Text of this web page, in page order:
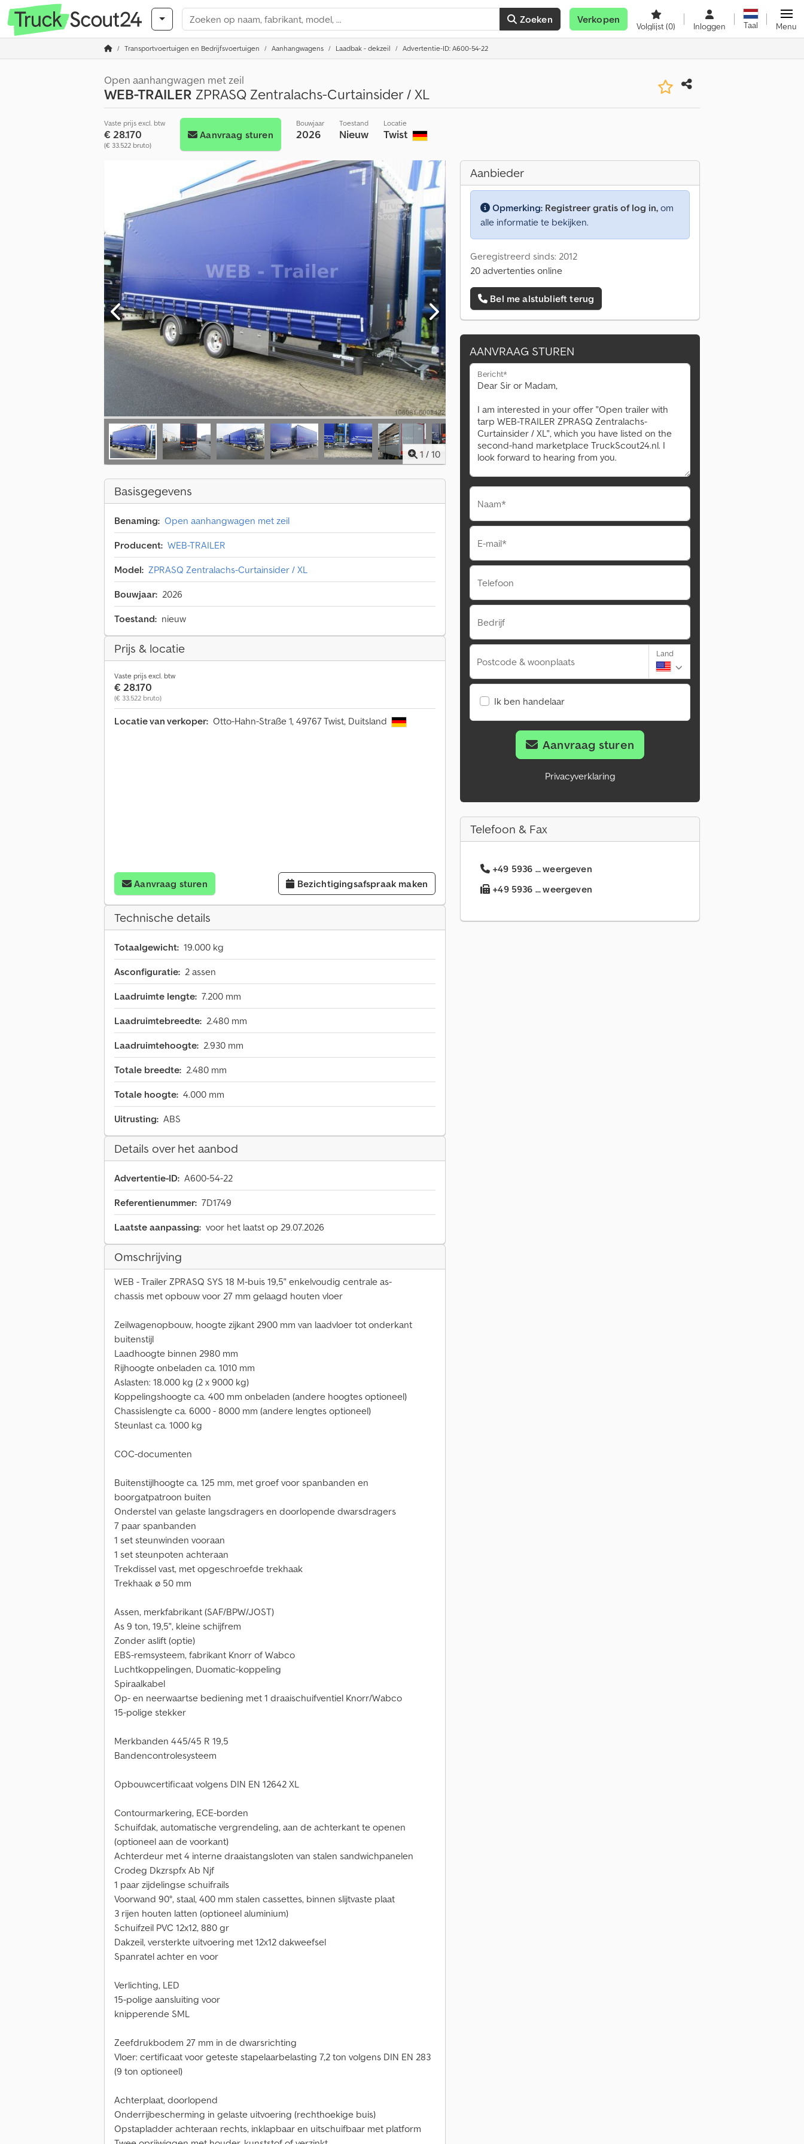
Zoeken Verkopen
Volglijst(0) Inloggen Taal Menu
Transportvoertuigen en Bedrijfsvoertuigen Aanhangwagens Laadbak - dekzeil Advertentie-ID: A600-54-22
Open aanhangwagen met zeil
WEB-TRAILER ZPRASQ Zentralachs-Curtainsider / XL
Vaste prijs excl. btw
€ 28.170
(€ 33.522 bruto)
Aanvraag sturen
Bouwjaar
2026
Toestand
Nieuw
Locatie
Twist
1 / 10
Basisgegevens
Benaming: Open aanhangwagen met zeil
Producent: WEB-TRAILER
Model: ZPRASQ Zentralachs-Curtainsider / XL
Bouwjaar: 2026
Toestand: nieuw
Prijs & locatie
Vaste prijs excl. btw
€ 28.170
(€ 33.522 bruto)
Locatie van verkoper: Otto-Hahn-Straße 1, 49767 Twist, Duitsland
Aanvraag sturen Bezichtigingsafspraak maken
Technische details
Totaalgewicht: 19.000 kg
Asconfiguratie: 2 assen
Laadruimte lengte: 7.200 mm
Laadruimtebreedte: 2.480 mm
Laadruimtehoogte: 2.930 mm
Totale breedte: 2.480 mm
Totale hoogte: 4.000 mm
Uitrusting: ABS
Details over het aanbod
Advertentie-ID: A600-54-22
Referentienummer: 7D1749
Laatste aanpassing: voor het laatst op 29.07.2026
Omschrijving
WEB - Trailer ZPRASQ SYS 18 M-buis 19,5" enkelvoudig centrale as-
chassis met opbouw voor 27 mm gelaagd houten vloer
Zeilwagenopbouw, hoogte zijkant 2900 mm van laadvloer tot onderkant
buitenstijl
Laadhoogte binnen 2980 mm
Rijhoogte onbeladen ca. 1010 mm
Aslasten: 18.000 kg (2 x 9000 kg)
Koppelingshoogte ca. 400 mm onbeladen (andere hoogtes optioneel)
Chassislengte ca. 6000 - 8000 mm (andere lengtes optioneel)
Steunlast ca. 1000 kg
COC-documenten
Buitenstijlhoogte ca. 125 mm, met groef voor spanbanden en
boorgatpatroon buiten
Onderstel van gelaste langsdragers en doorlopende dwarsdragers
7 paar spanbanden
1 set steunwinden vooraan
1 set steunpoten achteraan
Trekdissel vast, met opgeschroefde trekhaak
Trekhaak ø 50 mm
Assen, merkfabrikant (SAF/BPW/JOST)
As 9 ton, 19,5", kleine schijfrem
Zonder aslift (optie)
EBS-remsysteem, fabrikant Knorr of Wabco
Luchtkoppelingen, Duomatic-koppeling
Spiraalkabel
Op- en neerwaartse bediening met 1 draaischuifventiel Knorr/Wabco
15-polige stekker
Merkbanden 445/45 R 19,5
Bandencontrolesysteem
Opbouwcertificaat volgens DIN EN 12642 XL
Contourmarkering, ECE-borden
Schuifdak, automatische vergrendeling, aan de achterkant te openen
(optioneel aan de voorkant)
Achterdeur met 4 interne draaistangsloten van stalen sandwichpanelen
Crodeg Dkzrspfx Ab Njf
1 paar zijdelingse schuifrails
Voorwand 90°, staal, 400 mm stalen cassettes, binnen slijtvaste plaat
3 rijen houten latten (optioneel aluminium)
Schuifzeil PVC 12x12, 880 gr
Dakzeil, versterkte uitvoering met 12x12 dakweefsel
Spanratel achter en voor
Verlichting, LED
15-polige aansluiting voor
knipperende SML
Zeefdrukbodem 27 mm in de dwarsrichting
Vloer: certificaat voor geteste stapelaarbelasting 7,2 ton volgens DIN EN 283
(9 ton optioneel)
Achterplaat, doorlopend
Onderrijbescherming in gelaste uitvoering (rechthoekige buis)
Opstapladder achteraan rechts, inklapbaar en uitschuifbaar met platform
Aanbieder
Opmerking: Registreer gratis of log in, om
alle informatie te bekijken.
Geregistreerd sinds: 2012
20 advertenties online
Bel me alstublieft terug
AANVRAAG STUREN
Bericht*
Naam*
E-mail*
Telefoon
Bedrijf
Postcode & woonplaats
Land
Ik ben handelaar
Aanvraag sturen
Privacyverklaring
Telefoon & Fax
+49 5936 ... weergeven
+49 5936 ... weergeven